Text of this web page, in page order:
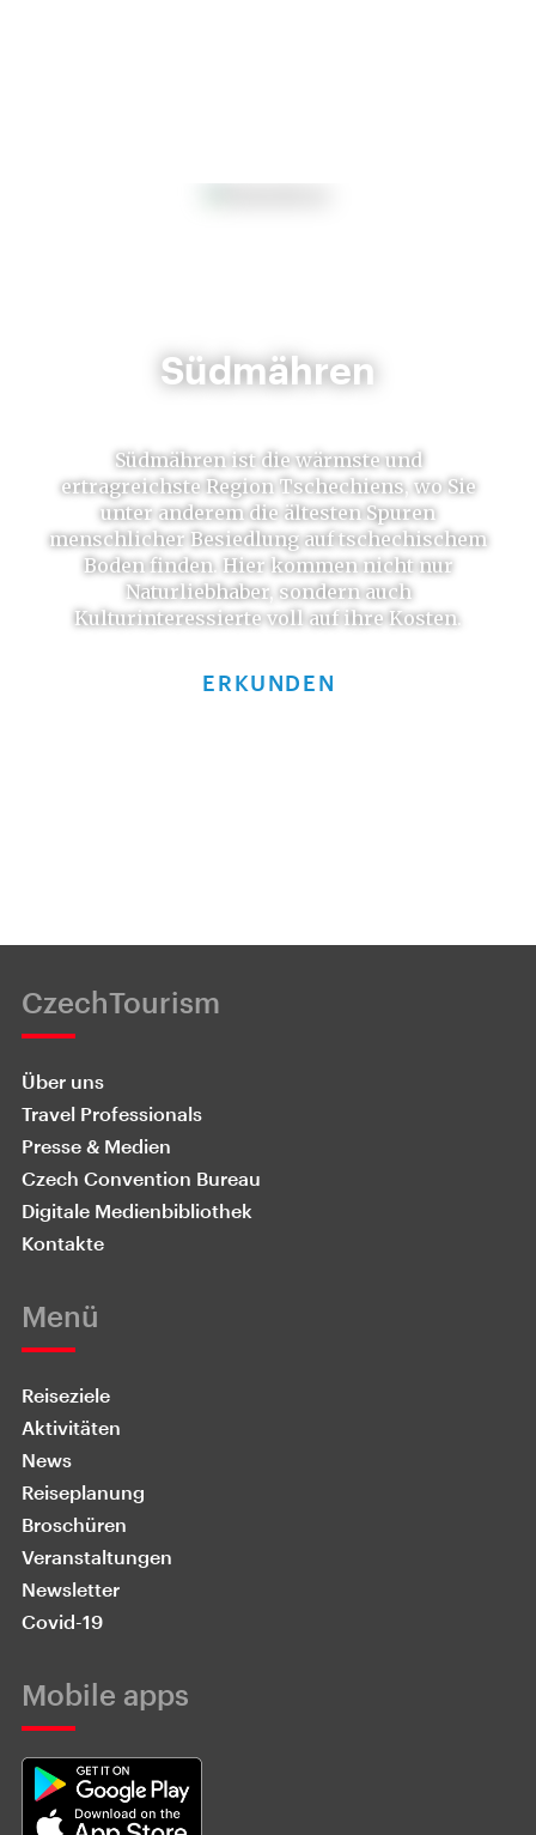
Südmähren
Südmähren ist die wärmste und
ertragreichste Region Tschechiens, wo Sie
unter anderem die ältesten Spuren
menschlicher Besiedlung auf tschechischem
Boden finden. Hier kommen nicht nur
Naturliebhaber, sondern auch
Kulturinteressierte voll auf ihre Kosten.
ERKUNDEN
CzechTourism
Über uns
Travel Professionals
Presse & Medien
Czech Convention Bureau
Digitale Medienbibliothek
Kontakte
Menü
Reiseziele
Aktivitäten
News
Reiseplanung
Broschüren
Veranstaltungen
Newsletter
Covid-19
Mobile apps